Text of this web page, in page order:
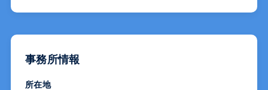
事務所情報
所在地